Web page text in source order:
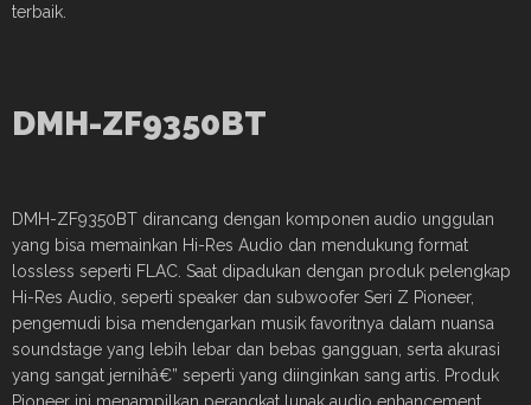
terbaik.
DMH-ZF9350BT
DMH-ZF9350BT dirancang dengan komponen audio unggulan
yang bisa memainkan Hi-Res Audio dan mendukung format
lossless seperti FLAC. Saat dipadukan dengan produk pelengkap
Hi-Res Audio, seperti speaker dan subwoofer Seri Z Pioneer,
pengemudi bisa mendengarkan musik favoritnya dalam nuansa
soundstage yang lebih lebar dan bebas gangguan, serta akurasi
yang sangat jernihâ€” seperti yang diinginkan sang artis. Produk
Pioneer ini menampilkan perangkat lunak audio enhancement